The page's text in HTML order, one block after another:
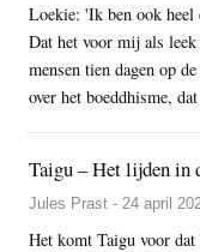
Loekie: 'Ik ben ook heel
Dat het voor mij als
mensen tien dagen op
over het boeddhisme,
Taigu – Het lijden in
Jules Prast - 24 april
Het komt Taigu voor dat